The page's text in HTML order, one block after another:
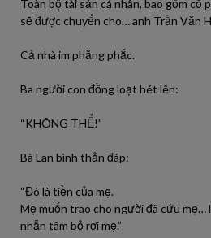
Toàn bộ tài sản cá nhân, bao gồm
sẽ được chuyển cho… anh Trần Văn
Cả nhà im phăng phắc.
Ba người con đồng loạt hét lên:
“KHÔNG THỂ!”
Bà Lan bình thản đáp:
“Đó là tiền của mẹ.
Mẹ muốn trao cho người đã cứu mẹ…
nhẫn tâm bỏ rơi mẹ.”